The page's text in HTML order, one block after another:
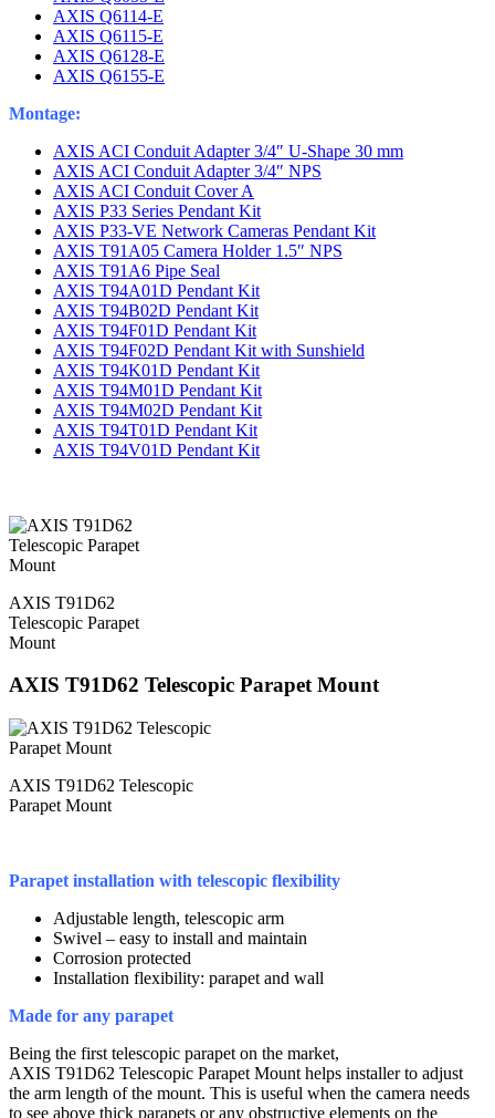
AXIS Q6114-E
AXIS Q6115-E
AXIS Q6128-E
AXIS Q6155-E
Montage:
AXIS ACI Conduit Adapter 3/4″ U-Shape 30 mm
AXIS ACI Conduit Adapter 3/4″ NPS
AXIS ACI Conduit Cover A
AXIS P33 Series Pendant Kit
AXIS P33-VE Network Cameras Pendant Kit
AXIS T91A05 Camera Holder 1.5″ NPS
AXIS T91A6 Pipe Seal
AXIS T94A01D Pendant Kit
AXIS T94B02D Pendant Kit
AXIS T94F01D Pendant Kit
AXIS T94F02D Pendant Kit with Sunshield
AXIS T94K01D Pendant Kit
AXIS T94M01D Pendant Kit
AXIS T94M02D Pendant Kit
AXIS T94T01D Pendant Kit
AXIS T94V01D Pendant Kit
AXIS T91D62
Telescopic Parapet
Mount
AXIS T91D62 Telescopic Parapet Mount
AXIS T91D62 Telescopic
Parapet Mount
Parapet installation with telescopic flexibility
Adjustable length, telescopic arm
Swivel – easy to install and maintain
Corrosion protected
Installation flexibility: parapet and wall
Made for any parapet
Being the first telescopic parapet on the market,
AXIS T91D62 Telescopic Parapet Mount helps installer to adjust
the arm length of the mount. This is useful when the camera needs
to see above thick parapets or any obstructive elements on the